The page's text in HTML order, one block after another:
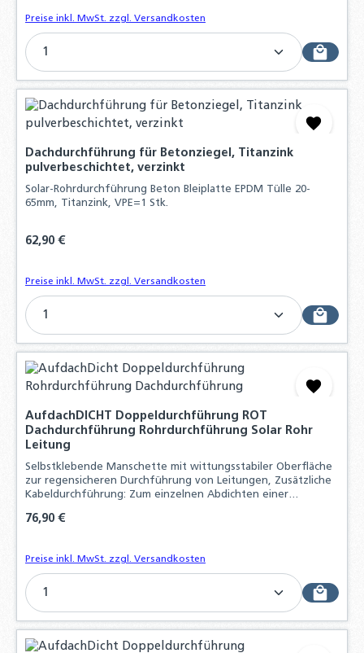
Preise inkl. MwSt. zzgl. Versandkosten
Produkt Anzahl: Gib den gewünschten Wert
Dachdurchführung für Betonziegel, Titanzink
pulverbeschichtet, verzinkt
Solar-Rohrdurchführung Beton Bleiplatte EPDM Tülle 20-
65mm, Titanzink, VPE=1 Stk.
Regulärer Preis:
62,90 €
Preise inkl. MwSt. zzgl. Versandkosten
Produkt Anzahl: Gib den gewünschten Wert
AufdachDICHT Doppeldurchführung ROT
Dachdurchführung Rohrdurchführung Solar Rohr
Leitung
Selbstklebende Manschette mit wittungsstabiler Oberfläche
zur regensicheren Durchführung von Leitungen, Zusätzliche
Kabeldurchführung: Zum einzelnen Abdichten einer
Witterungsstabil - bleifrei - dauerh
Regulärer Preis:
76,90 €
Preise inkl. MwSt. zzgl. Versandkosten
Produkt Anzahl: Gib den gewünschten Wert